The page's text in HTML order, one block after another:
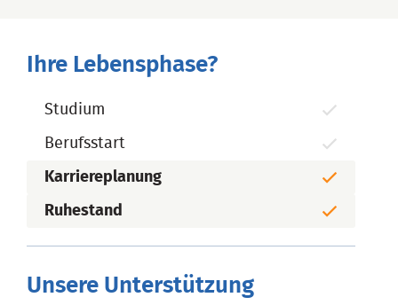
Ihre Lebensphase?
Studium
Berufsstart
Karriereplanung
Ruhestand
Unsere Unterstützung